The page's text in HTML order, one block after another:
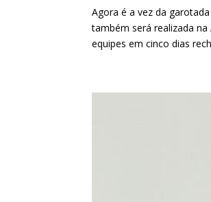
Agora é a vez da
também será realizada
equipes em cinco dias